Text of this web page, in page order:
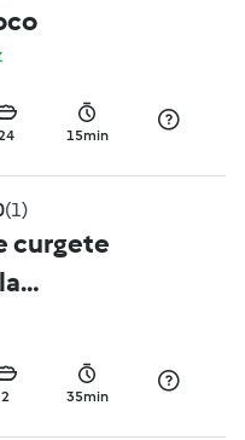
15min
(1)
curgete
e
2 35min